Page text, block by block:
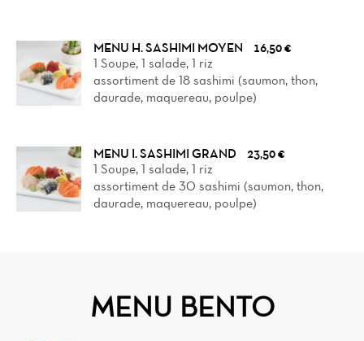
MENU H. SASHIMI MOYEN
16,50 €
1 Soupe, 1 salade, 1 riz
assortiment de 18 sashimi (saumon, thon,
daurade, maquereau, poulpe)
MENU I. SASHIMI GRAND
23,50 €
1 Soupe, 1 salade, 1 riz
assortiment de 30 sashimi (saumon, thon,
daurade, maquereau, poulpe)
MENU BENTO